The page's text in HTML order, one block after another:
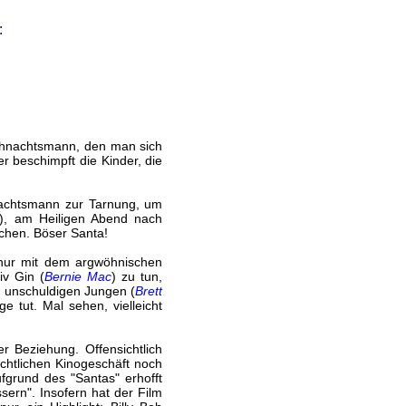
den man sich
beschimpft die Kinder, die
zur Tarnung, um
), am Heiligen Abend nach
Böser Santa!
mit dem argwöhnischen
Gin (Bernie Mac) zu tun,
unschuldigen Jungen (Brett
tut. Mal sehen, vielleicht
Beziehung. Offensichtlich
Kinogeschäft noch
des "Santas" erhofft
Insofern hat der Film